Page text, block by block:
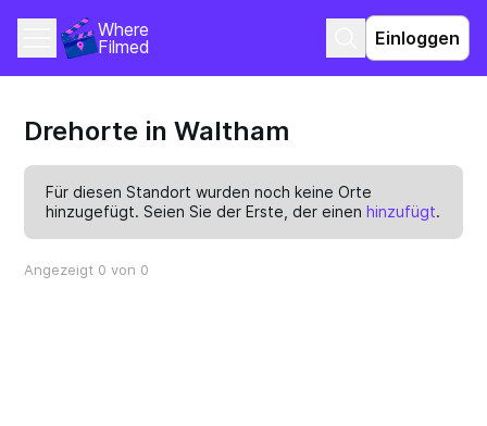
Where
Filmed
Einloggen
Drehorte in Waltham
Für diesen Standort wurden noch keine Orte
hinzugefügt. Seien Sie der Erste, der einenhinzufügt.
Angezeigt 0 von 0